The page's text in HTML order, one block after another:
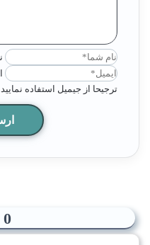
ترجیحا از جیمیل استفاده نمایید
0